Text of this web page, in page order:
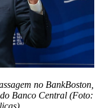
no BankBoston,
Banco Central (Foto: